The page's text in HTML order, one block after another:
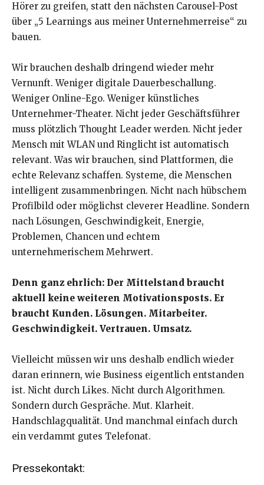
Hörer zu greifen, statt den nächsten Carousel-Post
über „5 Learnings aus meiner Unternehmerreise“ zu
bauen.
Wir brauchen deshalb dringend wieder mehr
Vernunft. Weniger digitale Dauerbeschallung.
Weniger Online-Ego. Weniger künstliches
Unternehmer-Theater. Nicht jeder Geschäftsführer
muss plötzlich Thought Leader werden. Nicht jeder
Mensch mit WLAN und Ringlicht ist automatisch
relevant. Was wir brauchen, sind Plattformen, die
echte Relevanz schaffen. Systeme, die Menschen
intelligent zusammenbringen. Nicht nach hübschem
Profilbild oder möglichst cleverer Headline. Sondern
nach Lösungen, Geschwindigkeit, Energie,
Problemen, Chancen und echtem
unternehmerischem Mehrwert.
Denn ganz ehrlich: Der Mittelstand braucht
aktuell keine weiteren Motivationsposts. Er
braucht Kunden. Lösungen. Mitarbeiter.
Geschwindigkeit. Vertrauen. Umsatz.
Vielleicht müssen wir uns deshalb endlich wieder
daran erinnern, wie Business eigentlich entstanden
ist. Nicht durch Likes. Nicht durch Algorithmen.
Sondern durch Gespräche. Mut. Klarheit.
Handschlagqualität. Und manchmal einfach durch
ein verdammt gutes Telefonat.
Pressekontakt: